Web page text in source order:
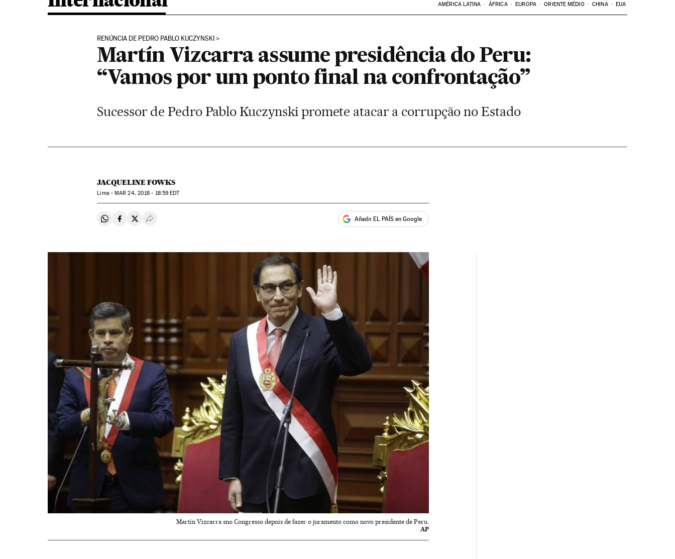
AMÉRICA LATINA ÁFRICA EUROPA ORIENTE MÉDIO CHINA EUA
RENÚNCIA DE PEDRO PABLO KUCZYNSKI
Martín Vizcarra assume presidência do Peru:
“Vamos por um ponto final na confrontação”
Sucessor de Pedro Pablo Kuczynski promete atacar a corrupção no Estado
JACQUELINE FOWKS
Lima -MAR 24, 2018 - 18:59 EDT
Compartir en Whatsapp
Compartir en Facebook
Compartir en Twitter
Desplegar Redes Sociales Añadir EL PAÍS en Google
Martín Vizcarra sno Congresso depois de fazer o juramento como novo presidente de Peru.
AP